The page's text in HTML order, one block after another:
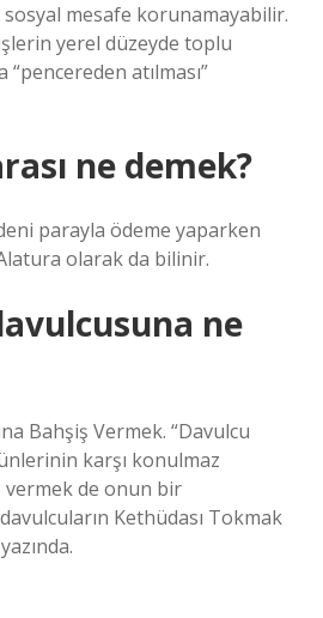
mesafe korunamayabilir.
yerel düzeyde toplu
atılması”
ne demek?
parayla ödeme yaparken
olarak da bilinir.
ne
Bahşiş Vermek. “Davulcu
karşı konulmaz
vermek de onun bir
davulcuların Kethüdası Tokmak